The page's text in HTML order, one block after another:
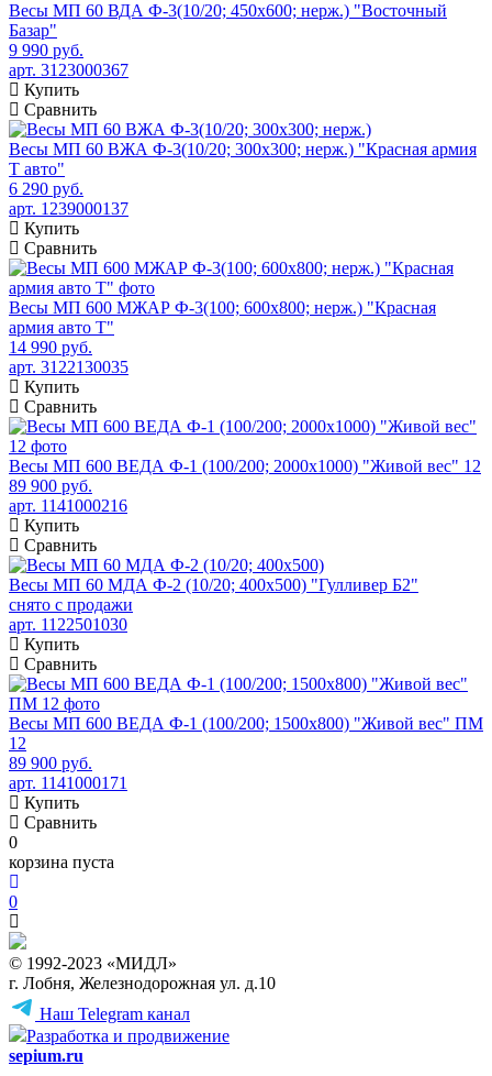
Весы МП 60 ВДА Ф-3(10/20; 450х600; нерж.) "Восточный
Базар"
9 990 руб.
арт. 3123000367
Купить
Сравнить
Весы МП 60 ВЖА Ф-3(10/20; 300х300; нерж.) "Красная армия
Т авто"
6 290 руб.
арт. 1239000137
Купить
Сравнить
Весы МП 600 МЖАР Ф-3(100; 600х800; нерж.) "Красная
армия авто Т"
14 990 руб.
арт. 3122130035
Купить
Сравнить
Весы МП 600 ВЕДА Ф-1 (100/200; 2000х1000) "Живой вес" 12
89 900 руб.
арт. 1141000216
Купить
Сравнить
Весы МП 60 МДА Ф-2 (10/20; 400х500) "Гулливер Б2"
снято с продажи
арт. 1122501030
Купить
Сравнить
Весы МП 600 ВЕДА Ф-1 (100/200; 1500х800) "Живой вес" ПМ
12
89 900 руб.
арт. 1141000171
Купить
Сравнить
0
корзина пуста
0
© 1992-2023 «МИДЛ»
г. Лобня, Железнодорожная ул. д.10
Наш Telegram канал
Разработка и продвижение
sepium.ru